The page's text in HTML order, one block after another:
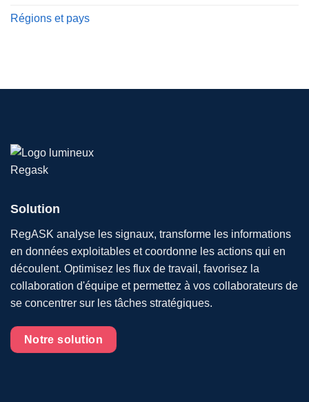
Régions et pays
Solution
RegASK analyse les signaux, transforme les informations
en données exploitables et coordonne les actions qui en
découlent. Optimisez les flux de travail, favorisez la
collaboration d'équipe et permettez à vos collaborateurs de
se concentrer sur les tâches stratégiques.
Notre solution